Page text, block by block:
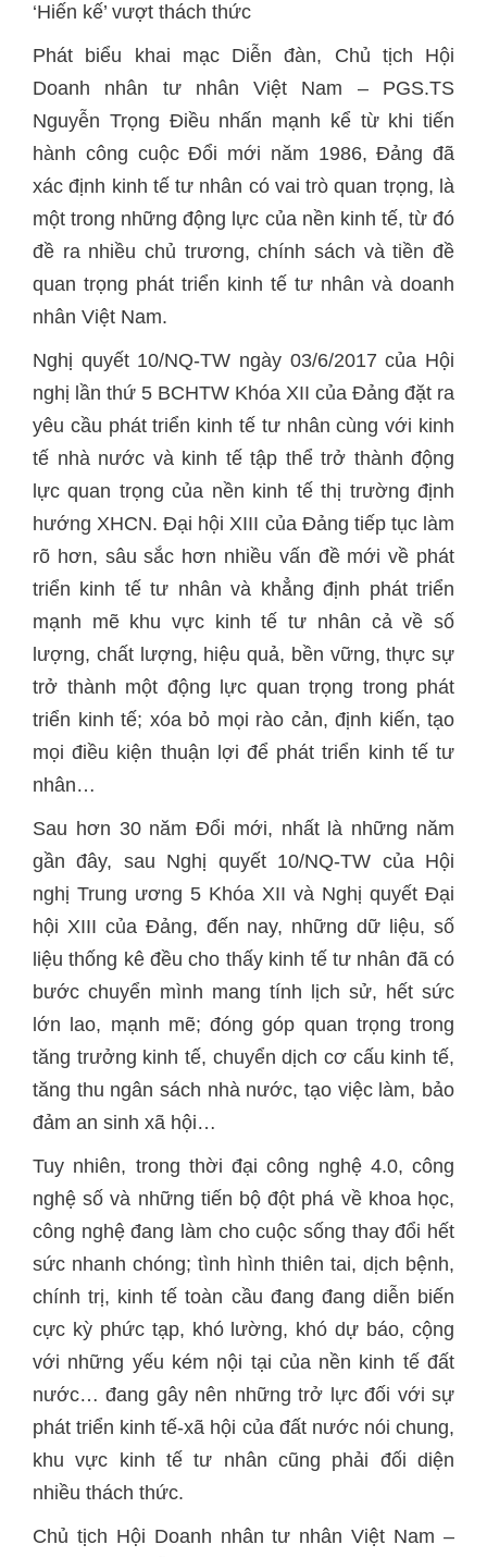
‘Hiến kế’ vượt thách thức
Phát biểu khai mạc Diễn đàn, Chủ tịch Hội
Doanh nhân tư nhân Việt Nam – PGS.TS
Nguyễn Trọng Điều nhấn mạnh kể từ khi tiến
hành công cuộc Đổi mới năm 1986, Đảng đã
xác định kinh tế tư nhân có vai trò quan trọng, là
một trong những động lực của nền kinh tế, từ đó
đề ra nhiều chủ trương, chính sách và tiền đề
quan trọng phát triển kinh tế tư nhân và doanh
nhân Việt Nam.
Nghị quyết 10/NQ-TW ngày 03/6/2017 của Hội
nghị lần thứ 5 BCHTW Khóa XII của Đảng đặt ra
yêu cầu phát triển kinh tế tư nhân cùng với kinh
tế nhà nước và kinh tế tập thể trở thành động
lực quan trọng của nền kinh tế thị trường định
hướng XHCN. Đại hội XIII của Đảng tiếp tục làm
rõ hơn, sâu sắc hơn nhiều vấn đề mới về phát
triển kinh tế tư nhân và khẳng định phát triển
mạnh mẽ khu vực kinh tế tư nhân cả về số
lượng, chất lượng, hiệu quả, bền vững, thực sự
trở thành một động lực quan trọng trong phát
triển kinh tế; xóa bỏ mọi rào cản, định kiến, tạo
mọi điều kiện thuận lợi để phát triển kinh tế tư
nhân…
Sau hơn 30 năm Đổi mới, nhất là những năm
gần đây, sau Nghị quyết 10/NQ-TW của Hội
nghị Trung ương 5 Khóa XII và Nghị quyết Đại
hội XIII của Đảng, đến nay, những dữ liệu, số
liệu thống kê đều cho thấy kinh tế tư nhân đã có
bước chuyển mình mang tính lịch sử, hết sức
lớn lao, mạnh mẽ; đóng góp quan trọng trong
tăng trưởng kinh tế, chuyển dịch cơ cấu kinh tế,
tăng thu ngân sách nhà nước, tạo việc làm, bảo
đảm an sinh xã hội…
Tuy nhiên, trong thời đại công nghệ 4.0, công
nghệ số và những tiến bộ đột phá về khoa học,
công nghệ đang làm cho cuộc sống thay đổi hết
sức nhanh chóng; tình hình thiên tai, dịch bệnh,
chính trị, kinh tế toàn cầu đang đang diễn biến
cực kỳ phức tạp, khó lường, khó dự báo, cộng
với những yếu kém nội tại của nền kinh tế đất
nước… đang gây nên những trở lực đối với sự
phát triển kinh tế-xã hội của đất nước nói chung,
khu vực kinh tế tư nhân cũng phải đối diện
nhiều thách thức.
Chủ tịch Hội Doanh nhân tư nhân Việt Nam –